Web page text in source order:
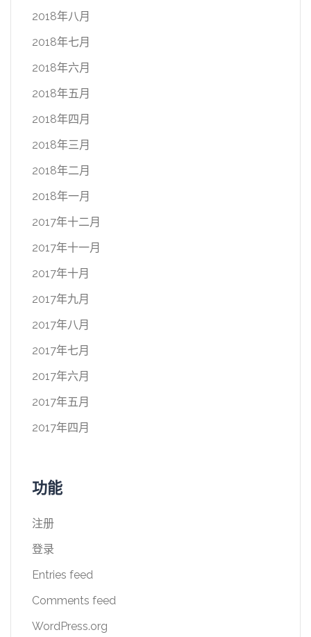
2018年八月
2018年七月
2018年六月
2018年五月
2018年四月
2018年三月
2018年二月
2018年一月
2017年十二月
2017年十一月
2017年十月
2017年九月
2017年八月
2017年七月
2017年六月
2017年五月
2017年四月
功能
注册
登录
Entries feed
Comments feed
WordPress.org